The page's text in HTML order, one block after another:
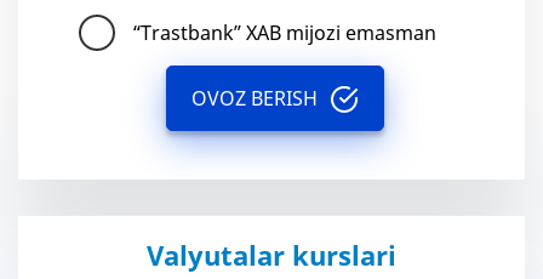
“Trastbank” XAB mijozi emasman
OVOZ BERISH
Valyutalar kurslari